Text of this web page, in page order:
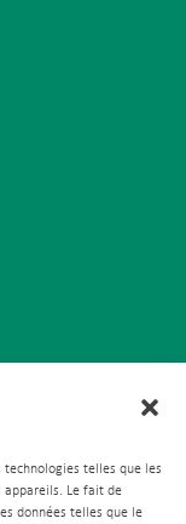
telles que les
appareils. Le fait de
données telles que le